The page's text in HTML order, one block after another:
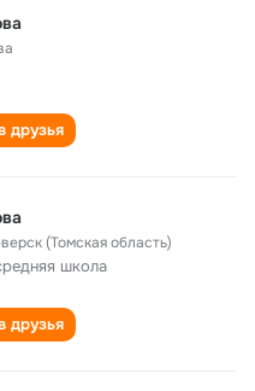
друзья
(Томская область)
школа
друзья